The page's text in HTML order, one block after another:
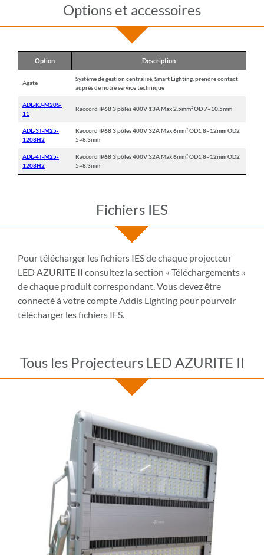
Options et accessoires
Option Description
Agate
Système de gestion centralisé, Smart Lighting, prendre contact
auprès de notre service technique
ADL-KJ-M20S-
11
Raccord IP68 3 pôles 400V 13A Max 2.5mm² OD 7~10.5mm
ADL-3T-M25-
1208H2
Raccord IP68 3 pôles 400V 32A Max 6mm² OD1 8~12mm OD2
5~8.3mm
ADL-4T-M25-
1208H2
Raccord IP68 3 pôles 400V 32A Max 6mm² OD1 8~12mm OD2
5~8.3mm
Fichiers IES
Pour télécharger les fichiers IES de chaque projecteur
LED AZURITE II consultez la section « Téléchargements »
de chaque produit correspondant. Vous devez être
connecté à votre compte Addis Lighting pour pourvoir
télécharger les fichiers IES.
Tous les Projecteurs LED AZURITE II